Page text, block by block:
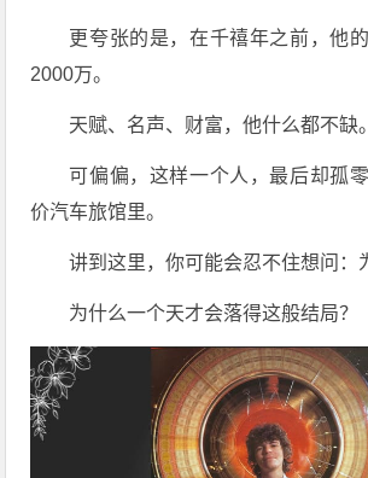
更夸张的是，在千禧年之前，他
2000万。
天赋、名声、财富，他什么都不缺。
可偏偏，这样一个人，最后却孤
价汽车旅馆里。
讲到这里，你可能会忍不住想问：
为什么一个天才会落得这般结局？